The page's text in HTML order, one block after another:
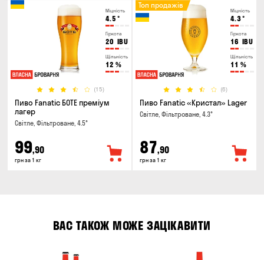
Міцність
4.5 °
Гіркота
20 IBU
Щільність
12 %
(15)
Пиво Fanatic БОТЕ преміум
лагер
Світле, Фільтроване, 4.5°
99,90
грн за 1 кг
Міцність
4.3°
Гіркота
16 IBU
Щільність
11 %
(6)
Топ продажів
Пиво Fanatic «Кристал» Lager
Світле, Фільтроване, 4.3°
87,90
грн за 1 кг
ВАС ТАКОЖ МОЖЕ ЗАЦІКАВИТИ